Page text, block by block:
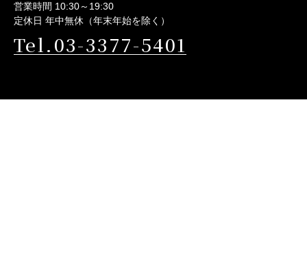
営業時間 10:30～19:30
定休日 年中無休（年末年始を除く）
Tel.03-3377-5401